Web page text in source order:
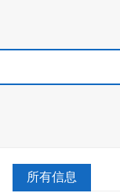
所有信息